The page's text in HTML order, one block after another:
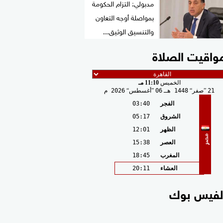
مدبولي: التزام الحكومة
بمواصلة أوجه التعاون
والتنسيق الوثيق...
الصلاة
الخميس11:10 مـ
21 صفر 1448 هـ 06 أغسطس 2026 م
مصر
الفجر
03:40
الشروق
05:17
الظهر
12:01
العصر
15:38
المغرب
18:45
العشاء
20:11
بوك